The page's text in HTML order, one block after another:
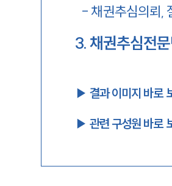
- 채권추심의뢰,
3.채권추심전
▶︎ 결과 이미지 바로
▶︎ 관련 구성원 바로